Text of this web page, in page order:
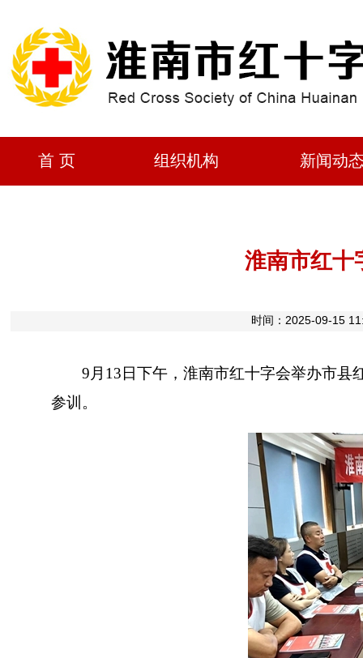
首 页 组织机构 新闻动
淮南市红十
时间：2025-09-15
9月13日下午，淮南市红十字会举办市县
参训。